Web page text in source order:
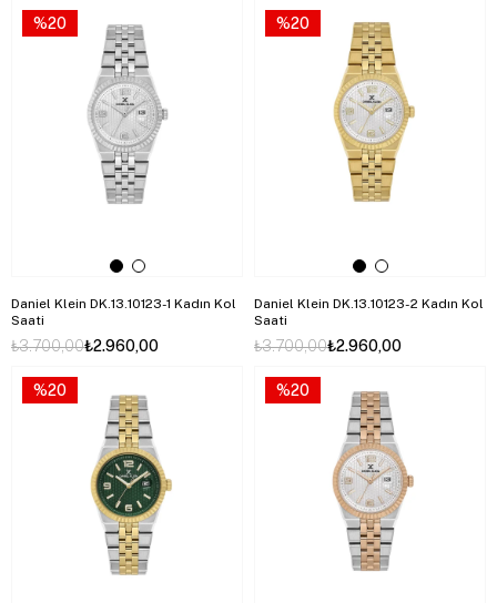
Daniel Klein DK.13.10123-1 Kadın Kol
Saati
₺2.960,00
₺3.700,00
%20
Daniel Klein DK.13.10123-2 Kadın Kol
Saati
₺2.960,00
₺3.700,00
%20
%20 %20